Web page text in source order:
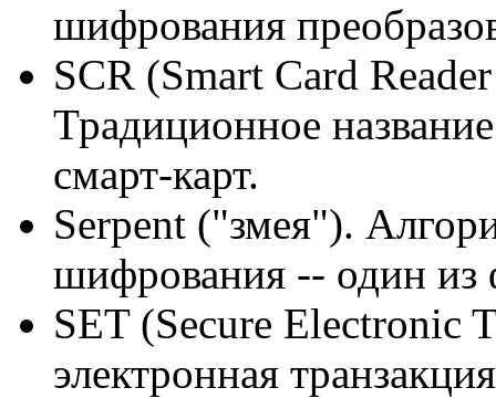
шифрования
SCR (Smart Card
Традиционное
смарт-карт.
Serpent ("змея").
шифрования -- один из
SET (Secure Electronic
электронная